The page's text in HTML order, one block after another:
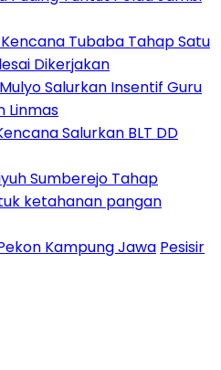
Kencana Tubaba Tahap Satu
Dikerjakan
Salurkan Insentif Guru
Linmas
Salurkan BLT DD
Sumberejo Tahap
ketahanan pangan
Kampung Jawa Pesisir